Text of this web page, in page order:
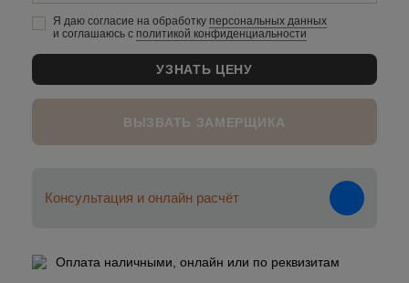
Я даю согласие на обработку персональных данныx
и соглашаюсь c политикой конфиденциальности
ВЫЗВАТЬ ЗАМЕРЩИКА
Консультация и онлайн расчёт
Оплата наличными, онлайн или по реквизитам